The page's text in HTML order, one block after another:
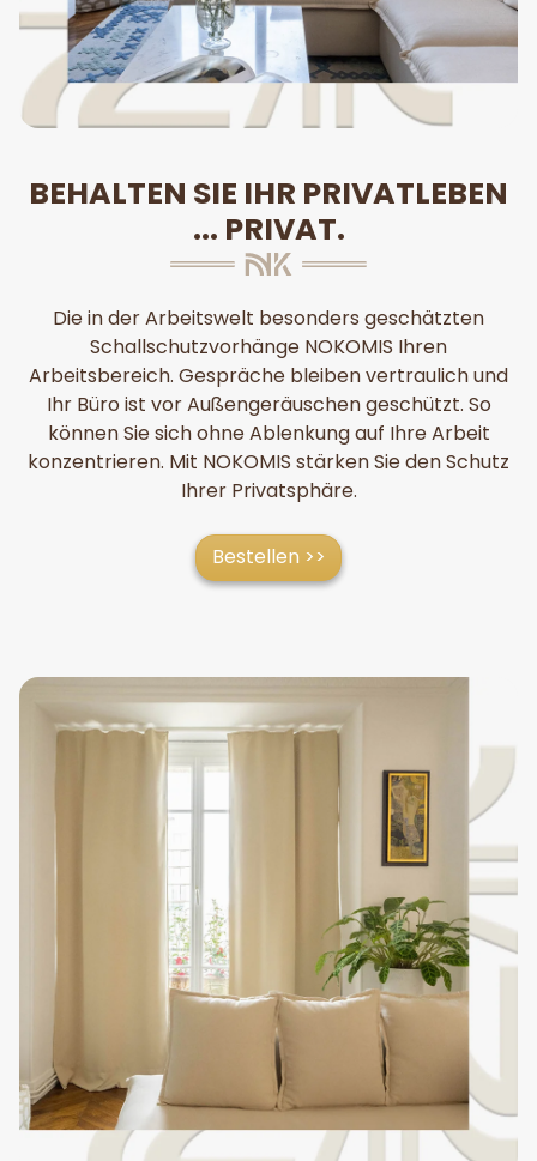
BEHALTEN SIE IHR PRIVATLEBEN
... PRIVAT.
Die in der Arbeitswelt besonders geschätzten
Schallschutzvorhänge NOKOMIS Ihren
Arbeitsbereich. Gespräche bleiben vertraulich und
Ihr Büro ist vor Außengeräuschen geschützt. So
können Sie sich ohne Ablenkung auf Ihre Arbeit
konzentrieren. Mit NOKOMIS stärken Sie den Schutz
Ihrer Privatsphäre.
Bestellen >>